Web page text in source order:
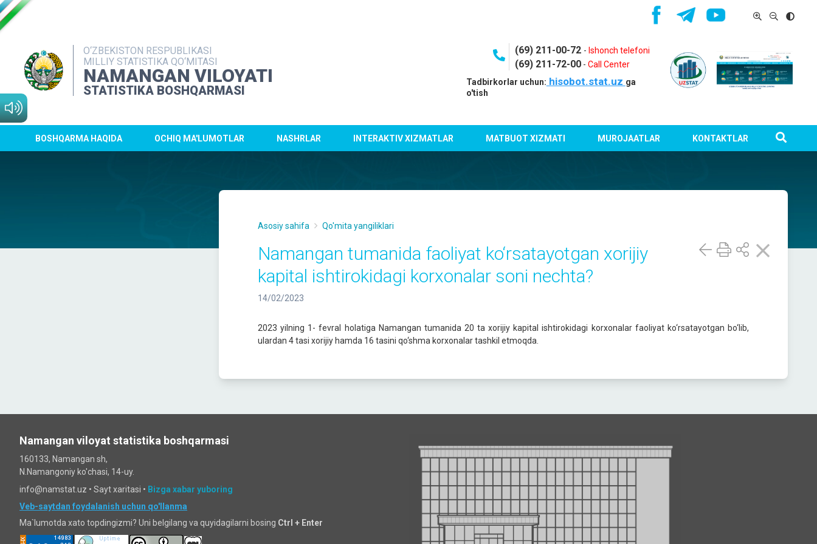
O‘ZBEKISTON RESPUBLIKASI
MILLIY STATISTIKA QO‘MITASI
NAMANGAN VILOYATI
STATISTIKA BOSHQARMASI
(69) 211-00-72 - Ishonch telefoni
(69) 211-72-00- Call Center
Tadbirkorlar uchun: hisobot.stat.uz ga
o'tish
BOSHQARMA HAQIDA OCHIQ MA'LUMOTLAR NASHRLAR INTERAKTIV XIZMATLAR MATBUOT XIZMATI MUROJAATLAR KONTAKTLAR
Asosiy sahifa Qo'mita yangiliklari
Namangan tumanida faoliyat ko‘rsatayotgan xorijiy
kapital ishtirokidagi korxonalar soni nechta?
14/02/2023
2023 yilning 1- fevral holatiga Namangan tumanida 20 ta xorijiy kapital ishtirokidagi korxonalar faoliyat ko‘rsatayotgan bo‘lib,
ulardan 4 tasi xorijiy hamda 16 tasini qo‘shma korxonalar tashkil etmoqda.
Namangan viloyat statistika boshqarmasi
160133, Namangan sh,
N.Namangoniy ko'chasi, 14-uy.
info@namstat.uz • Sayt xaritasi • Bizga xabar yuboring
Veb-saytdan foydalanish uchun qo'llanma
Ma`lumotda xato topdingizmi? Uni belgilang va quyidagilarni bosing Ctrl + Enter